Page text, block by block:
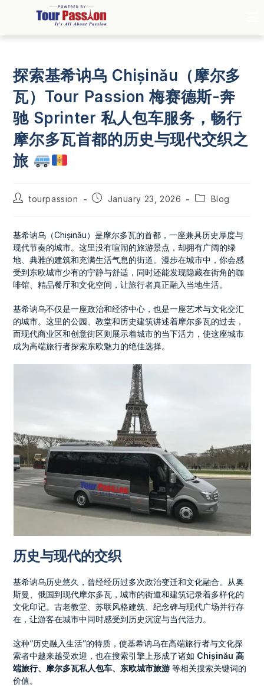
探索基希讷乌 Chișinău（摩尔多
瓦）Tour Passion 梅赛德斯-奔
驰 Sprinter 私人包车服务，畅行
摩尔多瓦首都的历史与现代交织之
旅
tourpassion January 23, 2026 Blog
基希讷乌（Chișinău）是摩尔多瓦的首都，一座兼具历史厚度与
现代节奏的城市。这里没有喧闹的旅游景点，却拥有广阔的绿
地、典雅的建筑和充满生活气息的街道。漫步在城市中，你会感
受到东欧城市少有的宁静与舒适，同时还能发现隐藏在街角的咖
啡馆、精品餐厅和文化空间，让旅行者真正融入当地生活。
基希讷乌不仅是一座政治和经济中心，也是一座艺术与文化交汇
的城市。这里的公园、教堂和历史建筑讲述着摩尔多瓦的过去，
而现代商业区和创意街区则展示着城市的当下活力，使这座城市
成为高端旅行者探索东欧魅力的绝佳选择。
历史与现代的交织
基希讷乌历史悠久，曾经经历过多次政治变迁和文化融合。从奥
斯曼、俄国到现代摩尔多瓦，城市的街道和建筑记录着多样化的
文化印记。古老教堂、苏联风格建筑、纪念碑与现代广场并行存
在，让游客在城市中同时感受到历史沉淀与当代活力。
这种“历史融入生活”的特质，使基希讷乌在高端旅行者与文化探
索者中越来越受欢迎，也在搜索引擎上形成了诸如 Chișinău 高
端旅行、摩尔多瓦私人包车、东欧城市旅游 等相关搜索关键词的
价值。